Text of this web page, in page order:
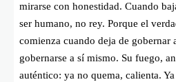
mirarse con honestidad. Cuando
ser humano, no rey. Porque el
comienza cuando deja de gobernar
gobernarse a sí mismo. Su fuego,
auténtico: ya no quema, calienta.